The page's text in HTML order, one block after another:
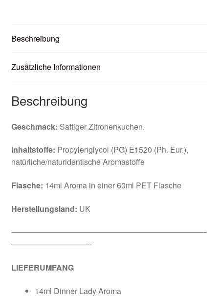
Beschreibung
Zusätzliche Informationen
Beschreibung
Geschmack: Saftiger Zitronenkuchen.
Inhaltstoffe: Propylenglycol (PG) E1520 (Ph. Eur.),
natürliche/naturidentische Aromastoffe
Flasche: 14ml Aroma in einer 60ml PET Flasche
Herstellungsland: UK
—————————————————————————
——————————-
LIEFERUMFANG
14ml Dinner Lady Aroma